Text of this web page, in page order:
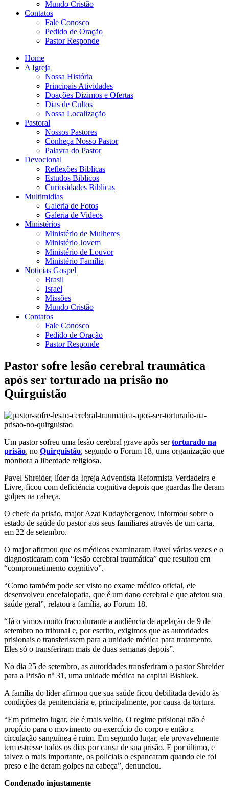
Mundo Cristão
Contatos
Fale Conosco
Pedido de Oração
Pastor Responde
Home
A Igreja
Nossa História
Principais Atividades
Doações Dizimos e Ofertas
Dias de Cultos
Nossa Localização
Pastoral
Nossos Pastores
Conheça Nosso Pastor
Palavra do Pastor
Devocional
Reflexões Biblicas
Estudos Biblicos
Curiosidades Biblicas
Multimidias
Galeria de Fotos
Galeria de Videos
Ministérios
Ministério de Mulheres
Ministério Jovem
Ministério de Louvor
Ministério Família
Noticias Gospel
Brasil
Israel
Missões
Mundo Cristão
Contatos
Fale Conosco
Pedido de Oração
Pastor Responde
Pastor sofre lesão cerebral traumática
após ser torturado na prisão no
Quirguistão
Um pastor sofreu uma lesão cerebral grave após sertorturado na
prisão, no Quirguistão, segundo o Forum 18, uma organização que
monitora a liberdade religiosa.
Pavel Shreider, líder da Igreja Adventista Reformista Verdadeira e
Livre, ficou com deficiência cognitiva depois que guardas lhe deram
golpes na cabeça.
O chefe da prisão, major Azat Kudaybergenov, informou sobre o
estado de saúde do pastor aos seus familiares através de um carta,
em 22 de setembro.
O major afirmou que os médicos examinaram Pavel várias vezes e o
diagnosticaram com “lesão cerebral traumática” que resultou em
“comprometimento cognitivo”.
“Como também pode ser visto no exame médico oficial, ele
desenvolveu encefalopatia, que é um dano cerebral e que afetou sua
saúde geral”, relatou a família, ao Forum 18.
“Já o vimos muito fraco durante a audiência de apelação de 9 de
setembro no tribunal e, por escrito, exigimos que as autoridades
prisionais o transferissem para a unidade médica para tratamento.
Eles só o transferiram mais de duas semanas depois”.
No dia 25 de setembro, as autoridades transferiram o pastor Shreider
para a Prisão nº 31, uma unidade médica na capital Bishkek.
A família do líder afirmou que sua saúde ficou debilitada devido às
condições da penitenciária e, principalmente, por causa da tortura.
“Em primeiro lugar, ele é mais velho. O regime prisional não é
propício para o movimento ou exercício do corpo e então a
circulação sanguínea é ruim. Em segundo lugar, ele provavelmente
tem estresse todos os dias por causa de sua prisão. E por último, e
talvez o mais importante, os policiais o espancaram quando ele foi
preso e lhe deram golpes na cabeça”, denunciou.
Condenado injustamente